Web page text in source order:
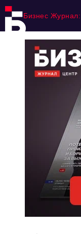
Бизнес Журнал:
Ниши и рынки
Технологии и тренды